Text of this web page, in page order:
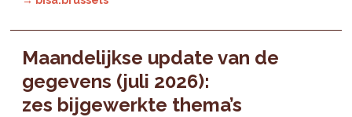
Maandelijkse update van de
gegevens (juli 2026):
zes bijgewerkte thema’s